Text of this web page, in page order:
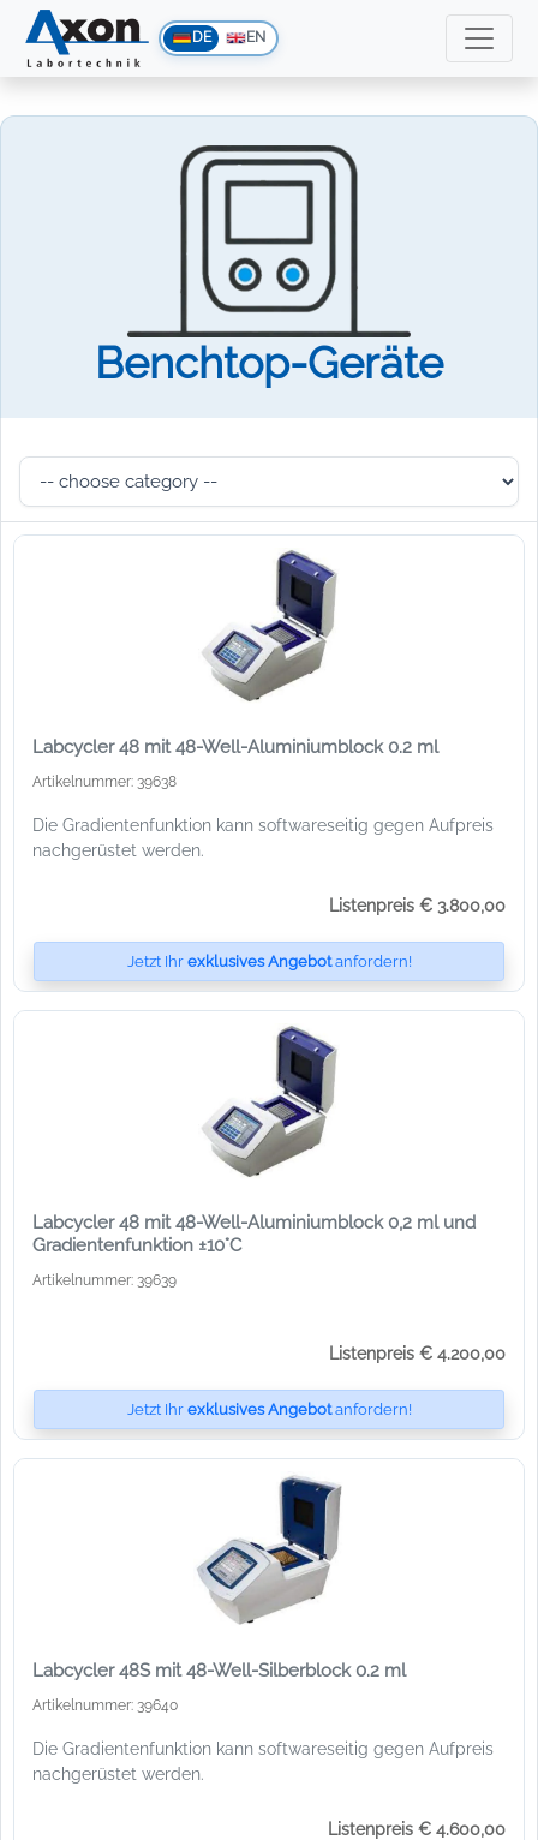
DE EN
Benchtop-Geräte
Labcycler 48 mit 48-Well-Aluminiumblock 0.2 ml
Artikelnummer: 39638
Die Gradientenfunktion kann softwareseitig gegen Aufpreis
nachgerüstet werden.
Listenpreis € 3.800,00
Jetzt Ihr exklusives Angebotanfordern!
Labcycler 48 mit 48-Well-Aluminiumblock 0,2 ml und
Gradientenfunktion ±10°C
Artikelnummer: 39639
Listenpreis € 4.200,00
Jetzt Ihr exklusives Angebotanfordern!
Labcycler 48S mit 48-Well-Silberblock 0.2 ml
Artikelnummer: 39640
Die Gradientenfunktion kann softwareseitig gegen Aufpreis
nachgerüstet werden.
Listenpreis € 4.600,00